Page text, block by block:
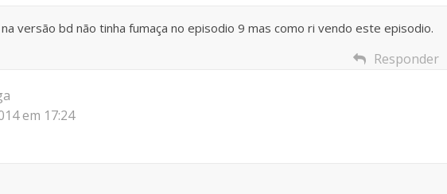
versão bd não tinha fumaça no episodio 9 mas como ri vendo este episodio.
Responder
em 17:24